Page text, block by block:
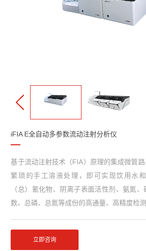
iFIA E全自动多参数流动注射分析仪
基于流动注射技术（FIA）原理的集成微管
繁琐的手工溶液处理，即可实现饮用水
（总）氰化物、阴离子表面活性剂、氨氮
数、总磷、总氮等成份的高通量、高精度检测
立即咨询